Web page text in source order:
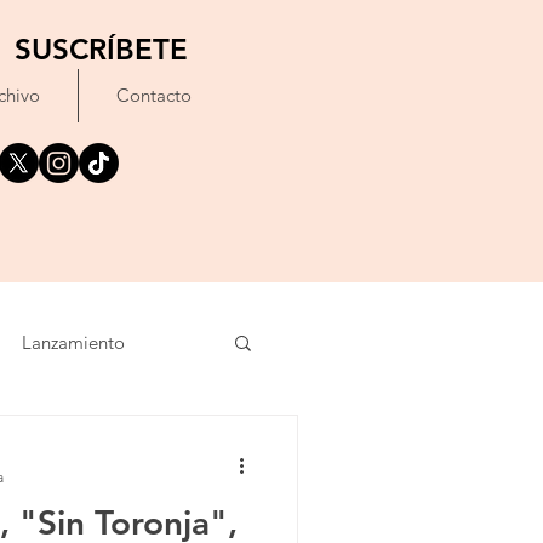
SUSCRÍBETE
Contacto
Lanzamiento
IA
"Sin Toronja",